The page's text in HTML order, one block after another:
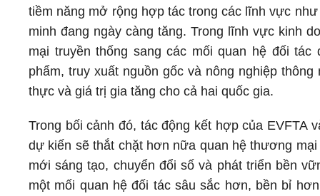
tiềm năng mở rộng hợp tác trong các lĩnh vực
minh đang ngày càng tăng. Trong lĩnh vực kinh
mại truyền thống sang các mối quan hệ đối
phẩm, truy xuất nguồn gốc và nông nghiệp
thực và giá trị gia tăng cho cả hai quốc gia.
Trong bối cảnh đó, tác động kết hợp của EVFTA
dự kiến sẽ thắt chặt hơn nữa quan hệ thương
mới sáng tạo, chuyển đổi số và phát triển bền
một mối quan hệ đối tác sâu sắc hơn, bền bỉ